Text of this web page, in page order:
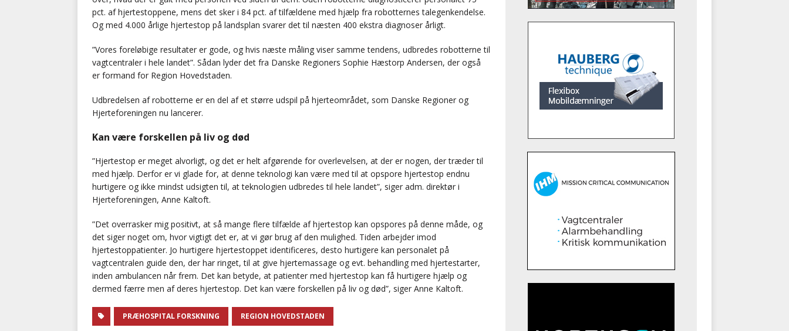
pct. af hjertestoppene, mens det sker i 84 pct. af tilfældene med hjælp fra robotternes talegenkendelse.
Og med 4.000 årlige hjertestop på landsplan svarer det til næsten 400 ekstra diagnoser årligt.
”Vores foreløbige resultater er gode, og hvis næste måling viser samme tendens, udbredes robotterne til
vagtcentraler i hele landet”. Sådan lyder det fra Danske Regioners Sophie Hæstorp Andersen, der også
er formand for Region Hovedstaden.
Udbredelsen af robotterne er en del af et større udspil på hjerteområdet, som Danske Regioner og
Hjerteforeningen nu lancerer.
Kan være forskellen på liv og død
”Hjertestop er meget alvorligt, og det er helt afgørende for overlevelsen, at der er nogen, der træder til
med hjælp. Derfor er vi glade for, at denne teknologi kan være med til at opspore hjertestop endnu
hurtigere og ikke mindst udsigten til, at teknologien udbredes til hele landet”, siger adm. direktør i
Hjerteforeningen, Anne Kaltoft.
”Det overrasker mig positivt, at så mange flere tilfælde af hjertestop kan opspores på denne måde, og
det siger noget om, hvor vigtigt det er, at vi gør brug af den mulighed. Tiden arbejder imod
hjertestoppatienter. Jo hurtigere hjertestoppet identificeres, desto hurtigere kan personalet på
vagtcentralen guide den, der har ringet, til at give hjertemassage og evt. behandling med hjertestarter,
inden ambulancen når frem. Det kan betyde, at patienter med hjertestop kan få hurtigere hjælp og
dermed færre men af deres hjertestop. Det kan være forskellen på liv og død”, siger Anne Kaltoft.
PRÆHOSPITAL FORSKNING REGION HOVEDSTADEN